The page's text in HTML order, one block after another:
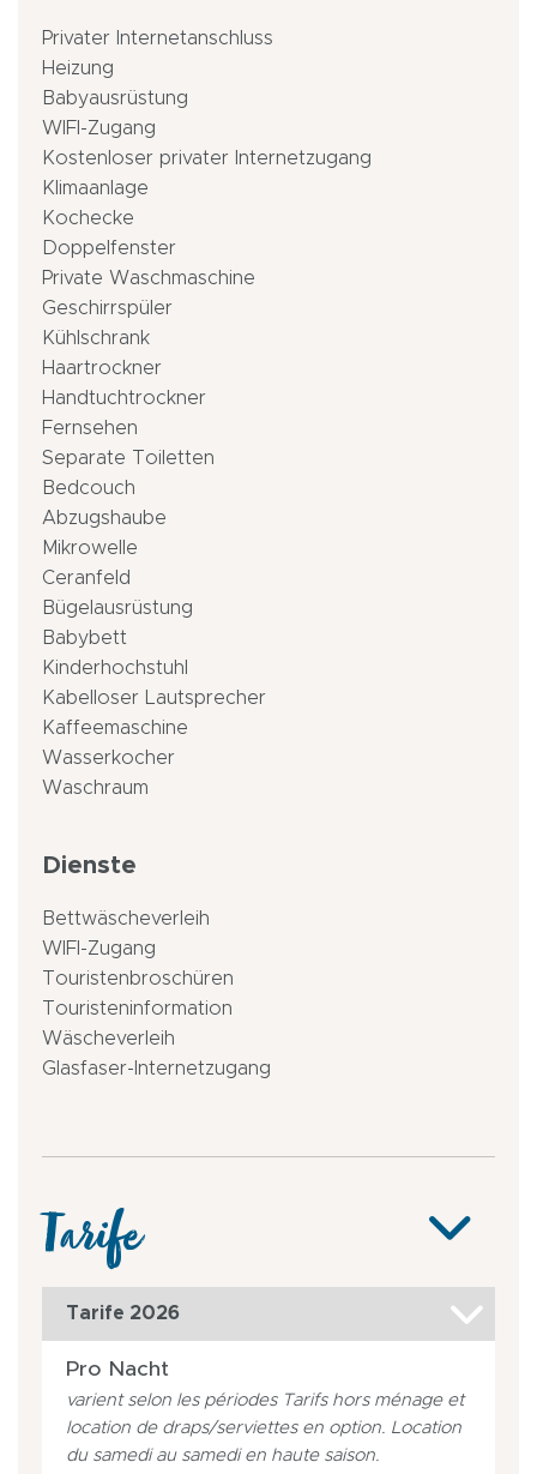
Privater Internetanschluss
Heizung
Babyausrüstung
WIFI-Zugang
Kostenloser privater Internetzugang
Klimaanlage
Kochecke
Doppelfenster
Private Waschmaschine
Geschirrspüler
Kühlschrank
Haartrockner
Handtuchtrockner
Fernsehen
Separate Toiletten
Bedcouch
Abzugshaube
Mikrowelle
Ceranfeld
Bügelausrüstung
Babybett
Kinderhochstuhl
Kabelloser Lautsprecher
Kaffeemaschine
Wasserkocher
Waschraum
Dienste
Bettwäscheverleih
WIFI-Zugang
Touristenbroschüren
Touristeninformation
Wäscheverleih
Glasfaser-Internetzugang
Tarife
Tarife 2026
Pro Nacht
varient selon les périodes Tarifs hors ménage et
location de draps/serviettes en option. Location
du samedi au samedi en haute saison.